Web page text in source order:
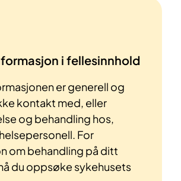
i fellesinnhold
er generell og
kontakt med, eller
og behandling hos,
For
om behandling på ditt
du oppsøke sykehusets